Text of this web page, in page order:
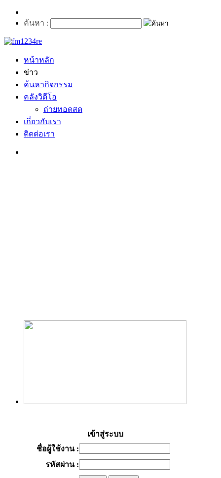
ค้นหา :
หน้าหลัก
ข่าว
ค้นหากิจกรรม
คลังวิดีโอ
ถ่ายทอดสด
เกี่ยวกับเรา
ติดต่อเรา
เข้าสู่ระบบ
ชื่อผู้ใช้งาน :
รหัสผ่าน :